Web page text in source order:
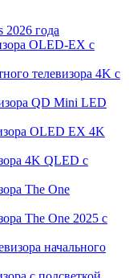
2026 года
OLED-EX с
телевизора 4K с
QD Mini LED
OLED EX 4K
4K QLED с
The One
The One 2025 с
начального